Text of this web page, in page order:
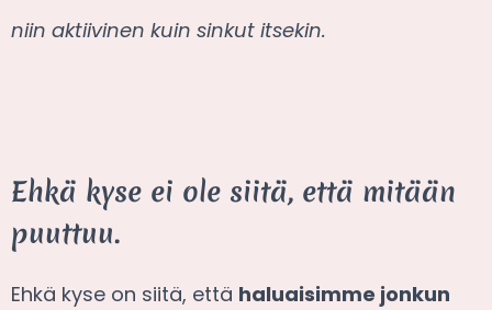
niin aktiivinen kuin sinkut itsekin.
Ehkä kyse ei ole siitä, että mitään
puuttuu.
Ehkä kyse on siitä, että haluaisimme jonkun